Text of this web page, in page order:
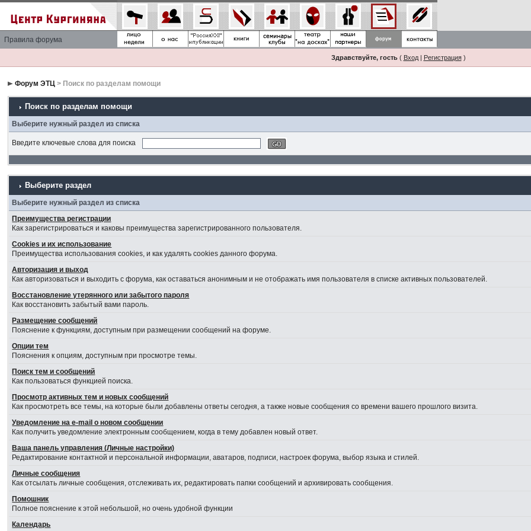
Правила форума
Здравствуйте, гость( Вход| Регистрация)
Форум ЭТЦ > Поиск по разделам помощи
Поиск по разделам помощи
Выберите нужный раздел из списка
Введите ключевые слова для поиска
Выберите раздел
Выберите нужный раздел из списка
Преимущества регистрации
Как зарегистрироваться и каковы преимущества зарегистрированного пользователя.
Cookies и их использование
Преимущества использования cookies, и как удалять cookies данного форума.
Авторизация и выход
Как авторизоваться и выходить с форума, как оставаться анонимным и не отображать имя пользователя в списке активных пользователей.
Восстановление утерянного или забытого пароля
Как восстановить забытый вами пароль.
Размещение сообщений
Пояснение к функциям, доступным при размещении сообщений на форуме.
Опции тем
Пояснения к опциям, доступным при просмотре темы.
Поиск тем и сообщений
Как пользоваться функцией поиска.
Просмотр активных тем и новых сообщений
Как просмотреть все темы, на которые были добавлены ответы сегодня, а также новые сообщения со времени вашего прошлого визита.
Уведомление на е-mail о новом сообщении
Как получить уведомление электронным сообщением, когда в тему добавлен новый ответ.
Ваша панель управления (Личные настройки)
Редактирование контактной и персональной информации, аватаров, подписи, настроек форума, выбор языка и стилей.
Личные сообщения
Как отсылать личные сообщения, отслеживать их, редактировать папки сообщений и архивировать сообщения.
Помошник
Полное пояснение к этой небольшой, но очень удобной функции
Календарь